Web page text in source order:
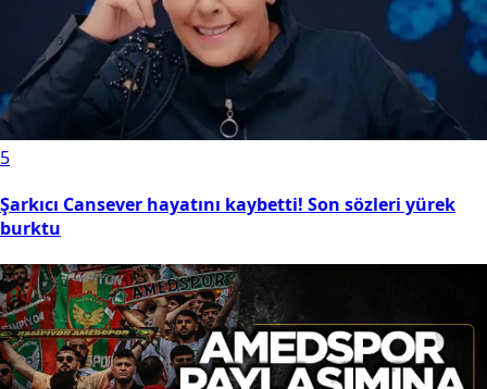
5
Şarkıcı Cansever hayatını kaybetti! Son sözleri yürek
burktu